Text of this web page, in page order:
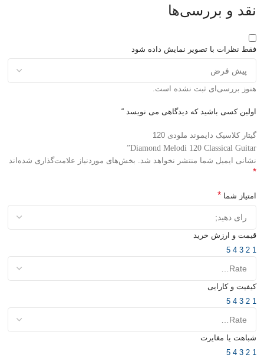
نقد و بررسی‌ها
فقط نظرات با تصویر نمایش داده شود
هنوز بررسی‌ای ثبت نشده است.
اولین کسی باشید که دیدگاهی می نویسد “
گیتار کلاسیک دایموند ملودی 120
Diamond Melodi 120 Classical Guitar”
نشانی ایمیل شما منتشر نخواهد شد. بخش‌های موردنیاز علامت‌گذاری شده‌اند
*
امتیاز شما *
قیمت و ارزش خرید
1
2
3
4
5
کیفیت و کارایی
1
2
3
4
5
شباهت یا مغایرت
1
2
3
4
5